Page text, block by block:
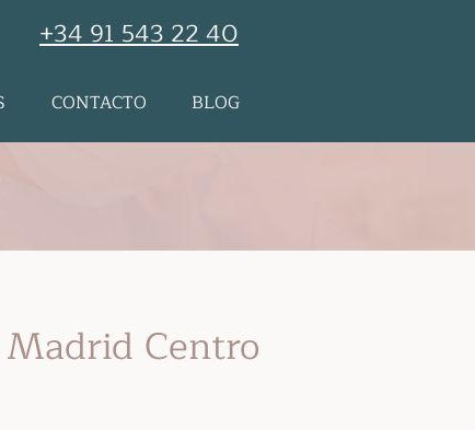
+34 91 543 22 40
CONTACTO BLOG
Centro